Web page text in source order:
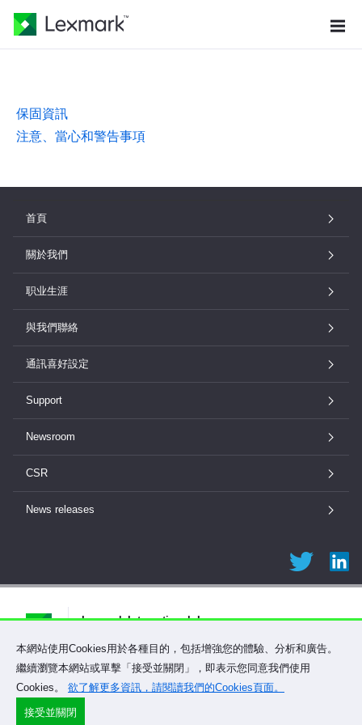
保固資訊
注意、當心和警告事項
首頁
關於我們
职业生涯
與我們聯絡
通訊喜好設定
Support
Newsroom
CSR
News releases
Lexmark International, Inc.
回到頁首
本網站使用Cookies用於各種目的，包括增強您的體驗、分析和廣告。
繼續瀏覽本網站或單擊「接受並關閉」，即表示您同意我們使用
Cookies。 欲了解更多資訊，請閱讀我們的Cookies頁面。
接受並關閉